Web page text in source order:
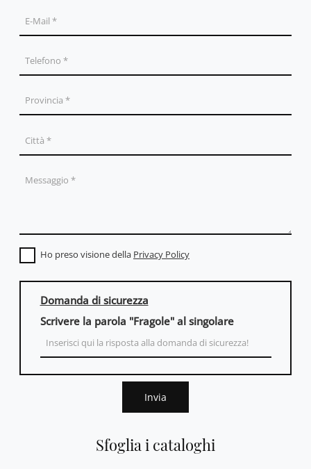
Sfoglia i cataloghi
Ho preso visione della Privacy Policy
Domanda di sicurezza
Scrivere la parola "Fragole" al singolare
Invia